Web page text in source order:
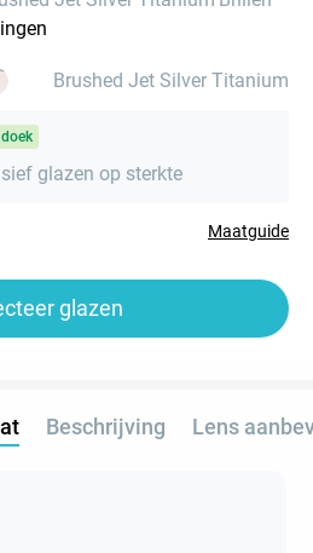
Brushed Jet Silver Titanium
glazen op sterkte
Maatguide
glazen
Beschrijving Lens